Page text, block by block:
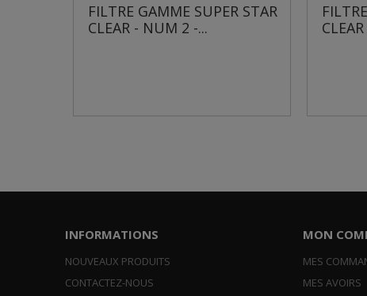
FILTRE GAMME SUPER STAR
CLEAR - NUM 2 -...
INFORMATIONS
NOUVEAUX PRODUITS
CONTACTEZ-NOUS
MON
MES
MES AVOIRS